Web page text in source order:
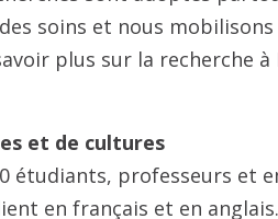
soins et nous
plus sur la recherche
et de cultures
étudiants, professeurs et
en français et en